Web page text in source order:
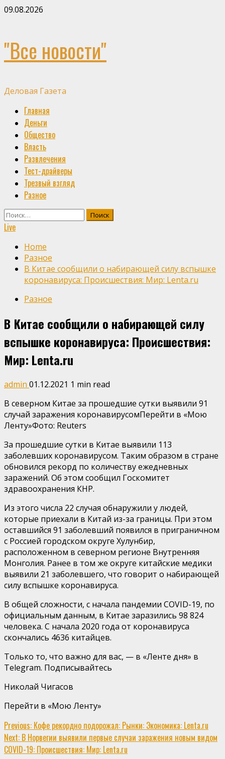
Skip
09.08.2026
"Все новости"
Деловая Газета
Primary
Menu
Главная
Деньги
Общество
Власть
Развлечения
Тест-драйверы
Трезвый взгляд
Разное
Найти:
Live
Home
Разное
В Китае сообщили о набирающей силу вспышке
коронавируса: Происшествия: Мир: Lenta.ru
Разное
В Китае сообщили о набирающей силу
вспышке коронавируса: Происшествия:
Мир: Lenta.ru
admin 01.12.2021 1 min read
В северном Китае за прошедшие сутки выявили 91
случай заражения коронавирусомПерейти в «Мою
Ленту»Фото: Reuters
За прошедшие сутки в Китае выявили 113
заболевших коронавирусом. Таким образом в стране
обновился рекорд по количеству ежедневных
заражений. Об этом сообщил Госкомитет
здравоохранения КНР.
Из этого числа 22 случая обнаружили у людей,
которые приехали в Китай из-за границы. При этом
оставшийся 91 заболевший появился в приграничном
с Россией городском округе Хулунбир,
расположенном в северном регионе Внутренняя
Монголия. Ранее в том же округе китайские медики
выявили 21 заболевшего, что говорит о набирающей
силу вспышке коронавируса.
В общей сложности, с начала пандемии COVID-19, по
официальным данным, в Китае заразились 98 824
человека. С начала 2020 года от коронавируса
скончались 4636 китайцев.
Только то, что важно для вас, — в «Ленте дня» в
Telegram. Подписывайтесь
Николай Чигасов
Перейти в «Мою Ленту»
Continue
Reading
Previous: Кофе рекордно подорожал: Рынки: Экономика: Lenta.ru
Next: В Норвегии выявили первые случаи заражения новым видом
COVID-19: Происшествия: Мир: Lenta.ru